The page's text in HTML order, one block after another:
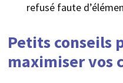
refusé faute
Petits conseils
maximiser vos